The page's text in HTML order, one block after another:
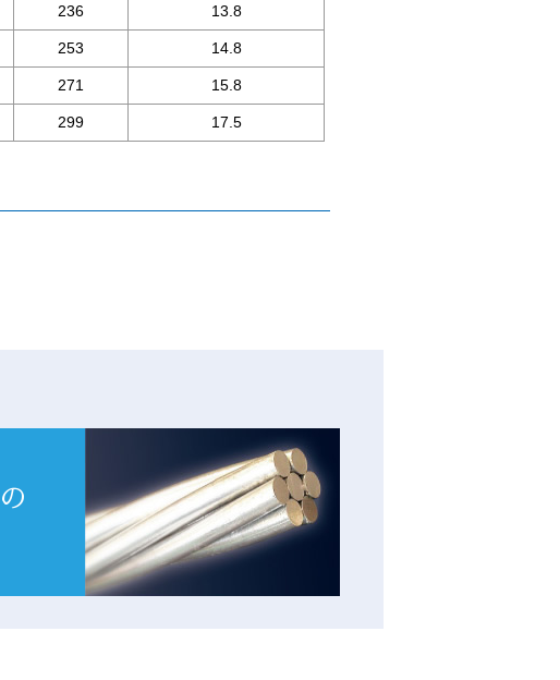
236 13.8
253 14.8
271 15.8
299 17.5